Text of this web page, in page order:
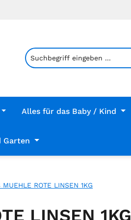
Alles für das Baby / Kind
Garten
MUEHLE ROTE LINSEN 1KG
LINSEN 1KG